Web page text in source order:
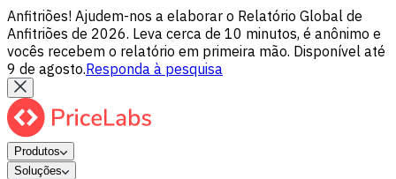
Anfitriões! Ajudem-nos a elaborar o Relatório Global de
Anfitriões de 2026. Leva cerca de 10 minutos, é anônimo e
vocês recebem o relatório em primeira mão. Disponível até
9 de agosto.Responda à pesquisa
Produtos
Soluções